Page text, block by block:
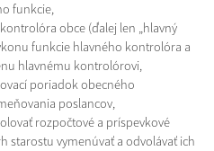
funkcie,
obce (ďalej len „hlavný
funkcie hlavného kontrolóra a
hlavnému kontrolórovi,
poriadok obecného
poslancov,
rozpočtové a príspevkové
starostu vymenúvať a odvolávať ich